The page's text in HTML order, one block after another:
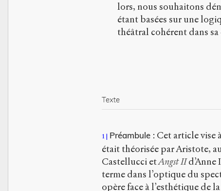
lors, nous souhaitons
étant basées sur une
théâtral cohérent dans
Texte
1 Préambule : Cet article vise
était théorisée par Aristote,
Castellucci etAngst IId’Anne
terme dans l’optique du
opère face à l’esthétique de